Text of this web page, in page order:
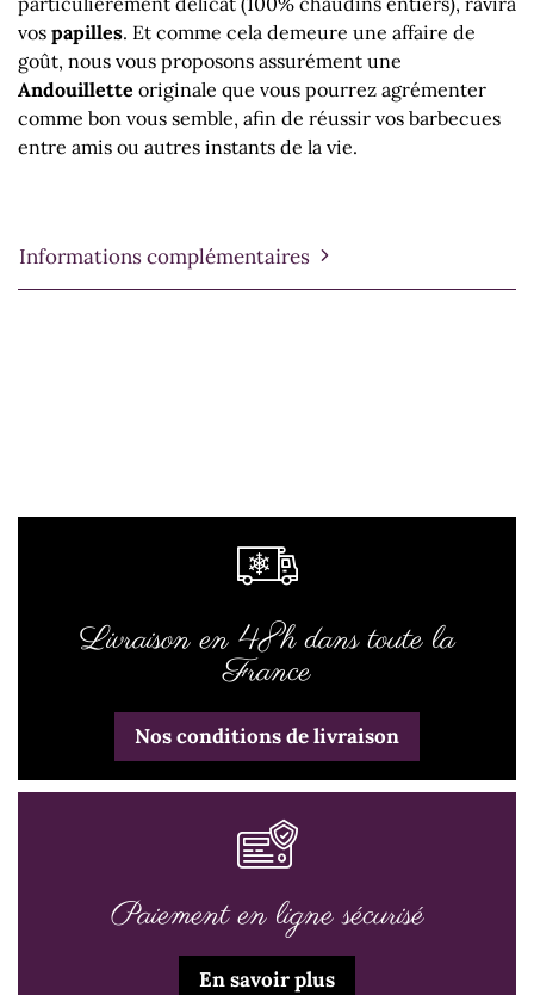
vos papilles. Et comme cela demeure une affaire de
goût, nous vous proposons assurément une
Andouillette originale que vous pourrez agrémenter
comme bon vous semble, afin de réussir vos barbecues
entre amis ou autres instants de la vie.
Informations complémentaires
Livraison en 48h dans toute la
France
Nos conditions de livraison
Paiement en ligne sécurisé
En savoir plus